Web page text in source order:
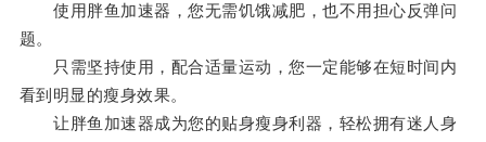
使用胖鱼加速器，您无需饥饿减肥，也不用担心反弹问
题。
只需坚持使用，配合适量运动，您一定能够在短时间内
看到明显的瘦身效果。
让胖鱼加速器成为您的贴身瘦身利器，轻松拥有迷人身